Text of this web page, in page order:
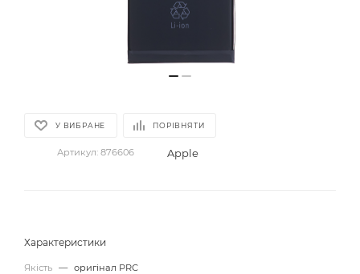
У ВИБРАНЕ ПОРІВНЯТИ
Артикул: 876606 Apple
Характеристики
Якість — оригінал PRC